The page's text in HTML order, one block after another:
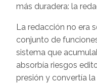
más duradera: la
La redacción no era
conjunto de
sistema que
absorbía riesgos
presión y convertía